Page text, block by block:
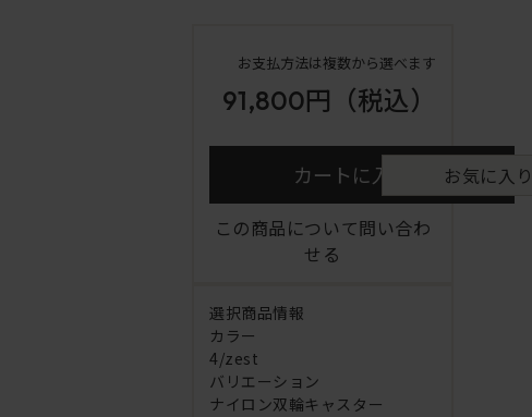
お支払方法は複数から選べます
91,800円 （税込）
カートに入れる お気に入
この商品について問い合わ
せる
選択商品情報
カラー
4/zest
バリエーション
ナイロン双輪キャスター